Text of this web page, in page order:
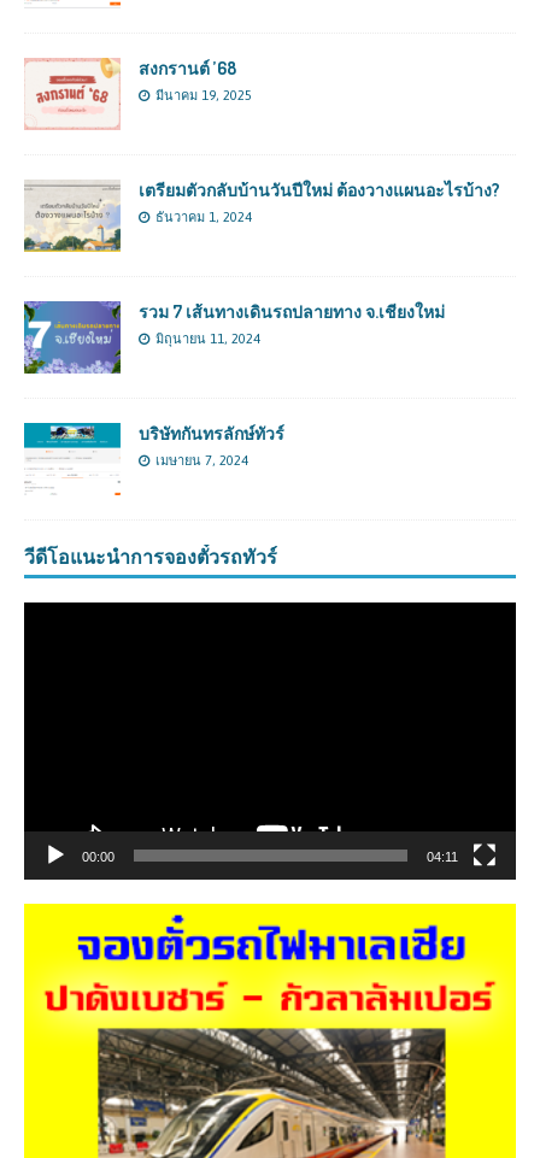
สงกรานต์ ’68
มีนาคม 19, 2025
เตรียมตัวกลับบ้านวันปีใหม่ ต้องวางแผนอะไรบ้าง?
ธันวาคม 1, 2024
รวม 7 เส้นทางเดินรถปลายทาง จ.เชียงใหม่
มิถุนายน 11, 2024
บริษัทกันทรลักษ์ทัวร์
เมษายน 7, 2024
วีดีโอแนะนำการจองตั๋วรถทัวร์
00:00 04:11